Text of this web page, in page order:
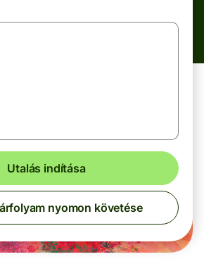
Utalás indítása
nyomon követése